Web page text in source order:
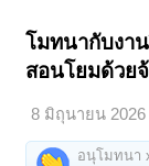
โมทนากับงา
สอนโยมด้วย
8 มิถุนายน 2026
อนุโมทนา